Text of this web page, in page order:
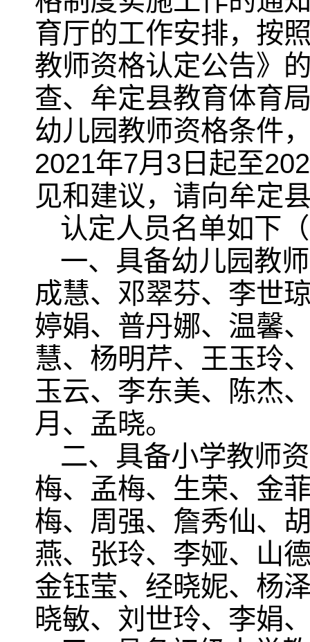
育厅的工作安排，按
教师资格认定公告》
查、牟定县教育体育
幼儿园教师资格条件
2021年7月3日起至
见和建议，请向牟定
认定人员名单如下
一、具备幼儿园教
成慧、邓翠芬、李世
婷娟、普丹娜、温馨
慧、杨明芹、王玉玲
玉云、李东美、陈杰
月、孟晓。
二、具备小学教师
梅、孟梅、生荣、金
梅、周强、詹秀仙、
燕、张玲、李娅、山
金钰莹、经晓妮、杨
晓敏、刘世玲、李娟